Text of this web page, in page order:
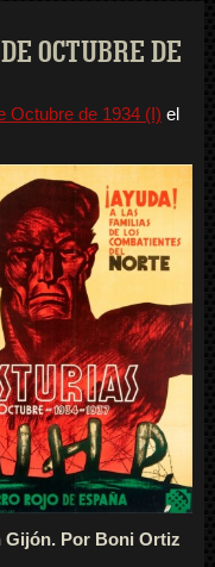
OCTUBRE DE
Octubre de 1934 (I) el
Gijón. Por Boni Ortiz